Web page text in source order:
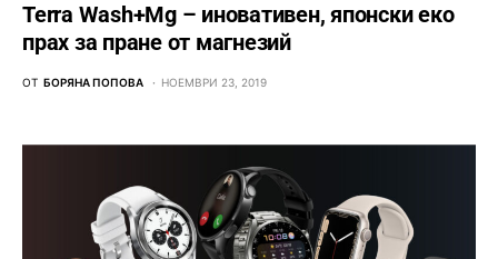
Terra Wash+Mg – иновативен, японски еко
прах за пране от магнезий
ОТ БОРЯНА ПОПОВА НОЕМВРИ 23, 2019